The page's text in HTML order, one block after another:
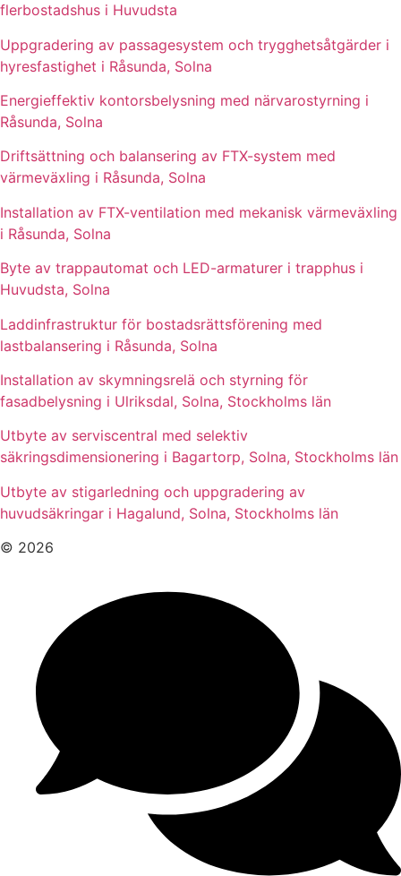
flerbostadshus i Huvudsta
Uppgradering av passagesystem och trygghetsåtgärder i
hyresfastighet i Råsunda, Solna
Energieffektiv kontorsbelysning med närvarostyrning i
Råsunda, Solna
Driftsättning och balansering av FTX-system med
värmeväxling i Råsunda, Solna
Installation av FTX-ventilation med mekanisk värmeväxling
i Råsunda, Solna
Byte av trappautomat och LED-armaturer i trapphus i
Huvudsta, Solna
Laddinfrastruktur för bostadsrättsförening med
lastbalansering i Råsunda, Solna
Installation av skymningsrelä och styrning för
fasadbelysning i Ulriksdal, Solna, Stockholms län
Utbyte av serviscentral med selektiv
säkringsdimensionering i Bagartorp, Solna, Stockholms län
Utbyte av stigarledning och uppgradering av
huvudsäkringar i Hagalund, Solna, Stockholms län
© 2026